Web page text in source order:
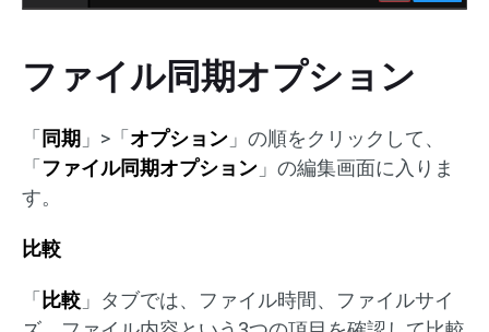
ファイル同期オプション
「 同期 」>「 オプション 」の順をクリックして、
「 ファイル同期オプション 」の編集画面に入りま
す。
比較
「 比較 」タブでは、ファイル時間、ファイルサイ